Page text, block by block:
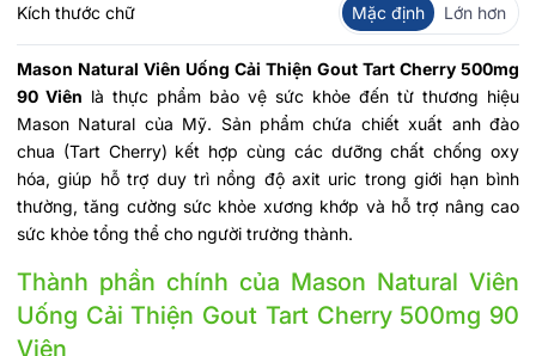
Kích thước chữ Mặc định Lớn hơn
Mason Natural Viên Uống Cải Thiện Gout Tart Cherry 500mg
90 Viên là thực phẩm bảo vệ sức khỏe đến từ thương hiệu
Mason Natural của Mỹ. Sản phẩm chứa chiết xuất anh đào
chua (Tart Cherry) kết hợp cùng các dưỡng chất chống oxy
hóa, giúp hỗ trợ duy trì nồng độ axit uric trong giới hạn bình
thường, tăng cường sức khỏe xương khớp và hỗ trợ nâng cao
sức khỏe tổng thể cho người trưởng thành.
Thành phần chính của Mason Natural Viên
Uống Cải Thiện Gout Tart Cherry 500mg 90
Viên